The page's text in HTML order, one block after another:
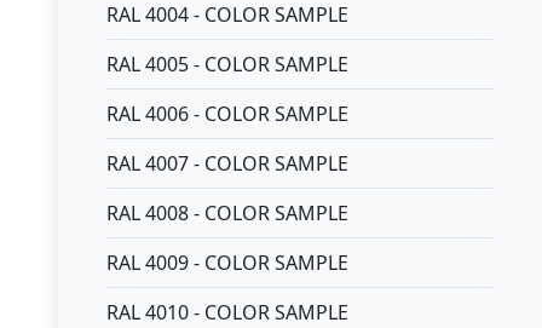
RAL 4004 - COLOR SAMPLE
RAL 4005 - COLOR SAMPLE
RAL 4006 - COLOR SAMPLE
RAL 4007 - COLOR SAMPLE
RAL 4008 - COLOR SAMPLE
RAL 4009 - COLOR SAMPLE
RAL 4010 - COLOR SAMPLE